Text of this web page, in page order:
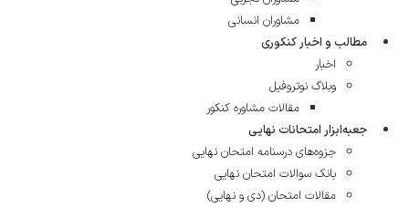
مشاوران انسانی
مطالب و اخبار کنکوری
اخبار
وبلاگ نوتروفیل
مقالات مشاوره‌ کنکور
جعبه‌ابزار امتحانات نهایی
جزوه‌های درسنامه امتحان نهایی
بانک سوالات امتحان نهایی
مقالات امتحان (دی و نهایی)